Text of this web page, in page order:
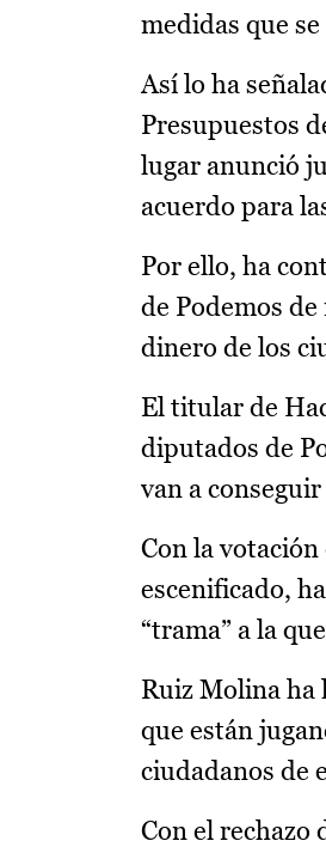
medidas que
Así lo ha
Presupuestos
lugar anunció
acuerdo para
Por ello, ha
de Podemos
dinero de los
El titular de
diputados de
van a
Con la votación
escenificado,
“trama” a la
Ruiz Molina ha
que están
ciudadanos de
Con el rechazo